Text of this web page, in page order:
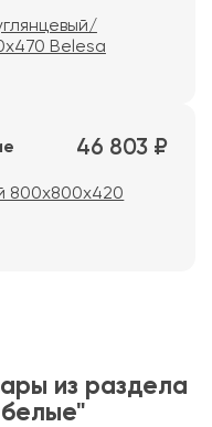
Belesa
46 803 ₽
800x800x420
из раздела